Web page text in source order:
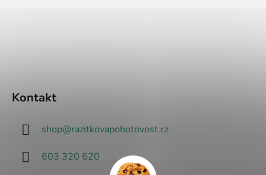
Kontakt
shop@razitkovapohotovost.cz
603 320 620